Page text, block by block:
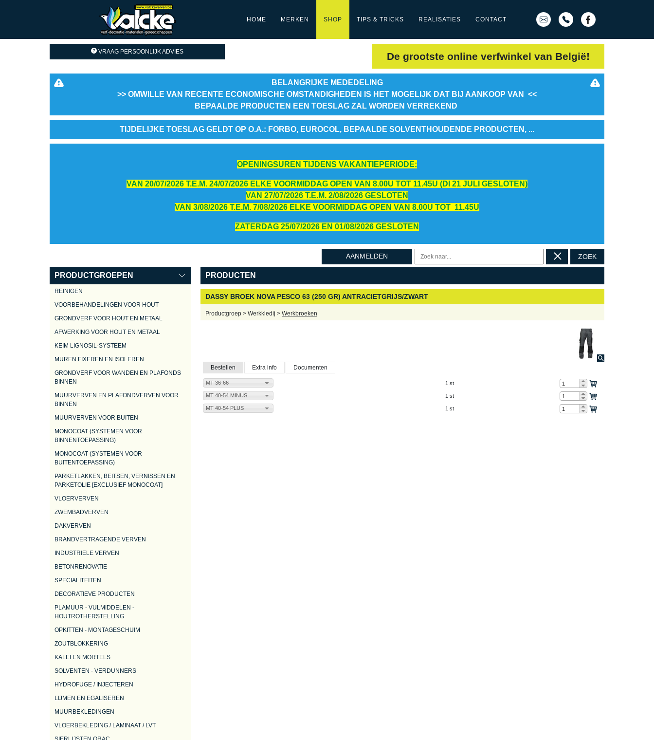
HOME MERKEN SHOP TIPS & TRICKS REALISATIES CONTACT
VRAAG PERSOONLIJK ADVIES De grootste online verfwinkel van België!
BELANGRIJKE MEDEDELING
>> OMWILLE VAN RECENTE ECONOMISCHE OMSTANDIGHEDEN IS HET MOGELIJK DAT BIJ AANKOOP VAN <<
BEPAALDE PRODUCTEN EEN TOESLAG ZAL WORDEN VERREKEND
TIJDELIJKE TOESLAG GELDT OP O.A.: FORBO, EUROCOL, BEPAALDE SOLVENTHOUDENDE PRODUCTEN, ...
OPENINGSUREN TIJDENS VAKANTIEPERIODE:
VAN 20/07/2026 T.E.M. 24/07/2026 ELKE VOORMIDDAG OPEN VAN 8.00U TOT 11.45U (DI 21 JULI GESLOTEN)
VAN 27/07/2026 T.E.M. 2/08/2026 GESLOTEN
VAN 3/08/2026 T.E.M. 7/08/2026 ELKE VOORMIDDAG OPEN VAN 8.00U TOT 11.45U
ZATERDAG 25/07/2026 EN 01/08/2026 GESLOTEN
AANMELDEN ZOEK
PRODUCTGROEPEN
REINIGEN
VOORBEHANDELINGEN VOOR HOUT
GRONDVERF VOOR HOUT EN METAAL
AFWERKING VOOR HOUT EN METAAL
KEIM LIGNOSIL-SYSTEEM
MUREN FIXEREN EN ISOLEREN
GRONDVERF VOOR WANDEN EN PLAFONDS
BINNEN
MUURVERVEN EN PLAFONDVERVEN VOOR
BINNEN
MUURVERVEN VOOR BUITEN
MONOCOAT (SYSTEMEN VOOR
BINNENTOEPASSING)
MONOCOAT (SYSTEMEN VOOR
BUITENTOEPASSING)
PARKETLAKKEN, BEITSEN, VERNISSEN EN
PARKETOLIE [EXCLUSIEF MONOCOAT]
VLOERVERVEN
ZWEMBADVERVEN
DAKVERVEN
BRANDVERTRAGENDE VERVEN
INDUSTRIELE VERVEN
BETONRENOVATIE
SPECIALITEITEN
DECORATIEVE PRODUCTEN
PLAMUUR - VULMIDDELEN -
HOUTROTHERSTELLING
OPKITTEN - MONTAGESCHUIM
ZOUTBLOKKERING
KALEI EN MORTELS
SOLVENTEN - VERDUNNERS
HYDROFUGE / INJECTEREN
LIJMEN EN EGALISEREN
MUURBEKLEDINGEN
VLOERBEKLEDING / LAMINAAT / LVT
PRODUCTEN
DASSY BROEK NOVA PESCO 63 (250 GR) ANTRACIETGRIJS/ZWART
Productgroep > Werkkledij > Werkbroeken
Bestellen Extra info Documenten
MT 36-66 1 st
MT 40-54 MINUS 1 st
MT 40-54 PLUS 1 st